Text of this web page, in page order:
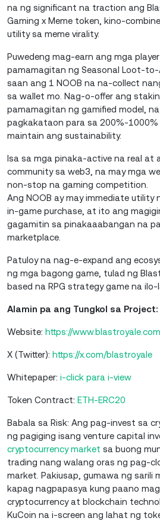
na ng significant na traction ang
Gaming x Meme token, kino-
utility sa meme virality.
Puwedeng mag-earn ang mga
pamamagitan ng Seasonal Loot-to-
saan ang 1 NOOB na na-collect
sa wallet mo. Nag-o-offer ang
pamamagitan ng gamified model,
pagkakataon para sa 200%-1000%
maintain ang sustainability.
Isa sa mga pinaka-active na real at
community sa web3, na may mga
non-stop na gaming competition.
Ang NOOB ay may immediate utility
in-game purchase, at ito ang
gagamitin sa pinakaaabangan na
marketplace.
Patuloy na nag-e-expand ang
ng mga bagong game, tulad ng
based na RPG strategy game na ilo-
Alamin pa ang Tungkol sa Project:
Website: https://
X (Twitter): https://x.com/blastroyale
Whitepaper: i-click para i-view
Token Contract: ETH-ERC20
Babala sa Risk: Ang pag-invest sa
ng pagiging isang venture capital
cryptocurrency market sa buong
trading nang walang oras ng pag-
market. Pakiusap, gumawa ng sarili
kapag nagpapasya kung paano
cryptocurrency at blockchain
KuCoin na i-screen ang lahat ng